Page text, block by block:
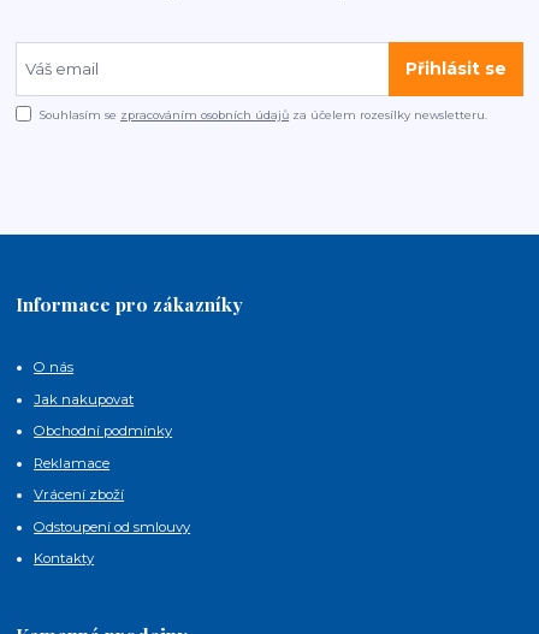
Přihlásit se
Souhlasím se zpracováním osobních údajů za účelem rozesílky newsletteru.
Informace pro zákazníky
O nás
Jak nakupovat
Obchodní podmínky
Reklamace
Vrácení zboží
Odstoupení od smlouvy
Kontakty